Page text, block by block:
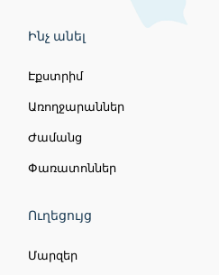
Ինչ անել
Էքստրիմ
Առողջարաններ
Ժամանց
Փառատոններ
Ուղեցույց
Մարզեր